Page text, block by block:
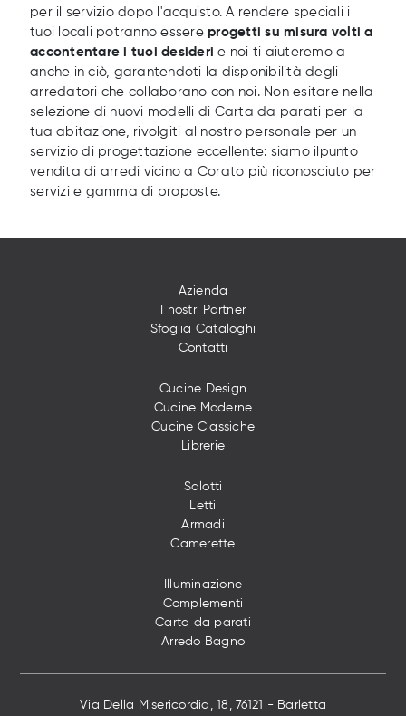
per il servizio dopo l'acquisto. A rendere speciali i
tuoi locali potranno essereprogetti su misura volti a
accontentare i tuoi desideri e noi ti aiuteremo a
anche in ciò, garantendoti la disponibilità degli
arredatori che collaborano con noi. Non esitare nella
selezione di nuovi modelli di Carta da parati per la
tua abitazione, rivolgiti al nostro personale per un
servizio di progettazione eccellente: siamo ilpunto
vendita di arredi vicino a Corato più riconosciuto per
servizi e gamma di proposte.
Azienda
I nostri Partner
Sfoglia Cataloghi
Contatti
Cucine Design
Cucine Moderne
Cucine Classiche
Librerie
Salotti
Letti
Armadi
Camerette
Illuminazione
Complementi
Carta da parati
Arredo Bagno
Via Della Misericordia, 18, 76121 - Barletta